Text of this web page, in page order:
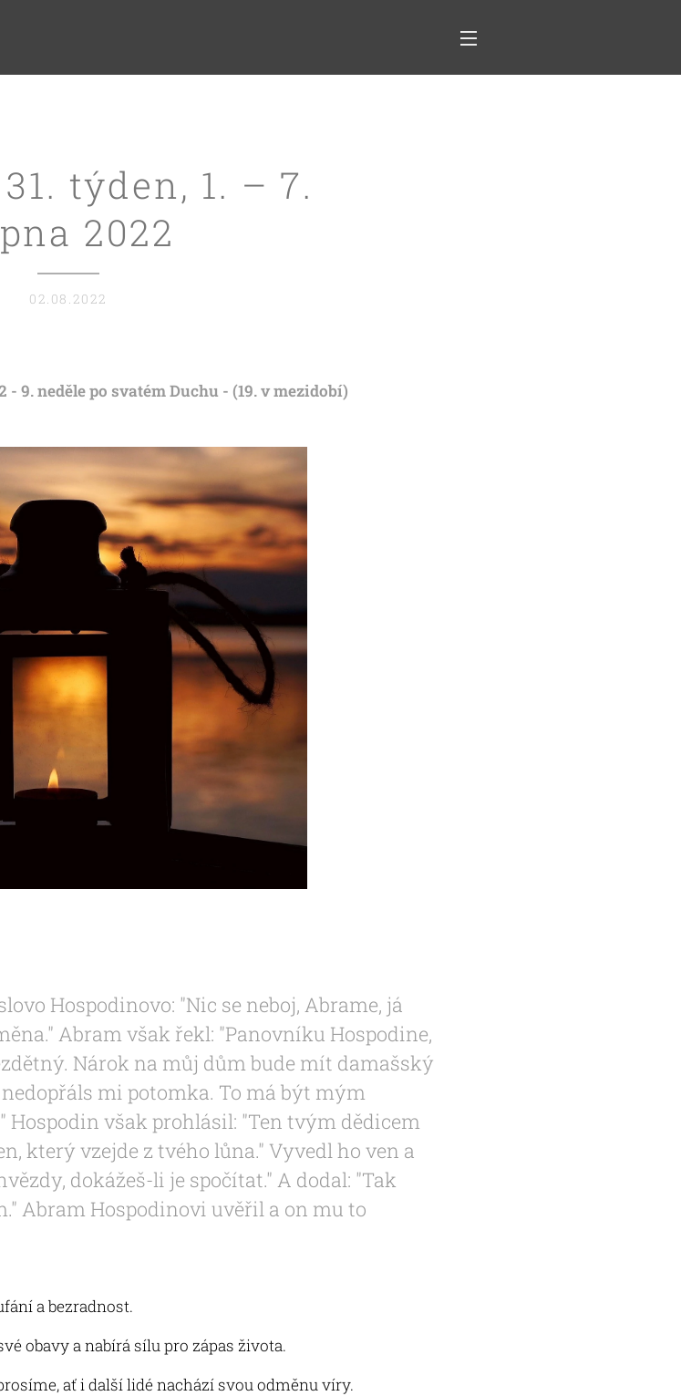
týden, 1. – 7.
2022
02.08.2022
9. neděle po svatém Duchu - (19. v mezidobí)
Hospodinovo: "Nic se neboj, Abrame, já
Abram však řekl: "Panovníku Hospodine,
Nárok na můj dům bude mít damašský
mi potomka. To má být mým
Hospodin však prohlásil: "Ten tvým dědicem
který vzejde z tvého lůna." Vyvedl ho ven a
dokážeš-li je spočítat." A dodal: "Tak
Abram Hospodinovi uvěřil a on mu to
a bezradnost.
obavy a nabírá sílu pro zápas života.
ať i další lidé nachází svou odměnu víry.